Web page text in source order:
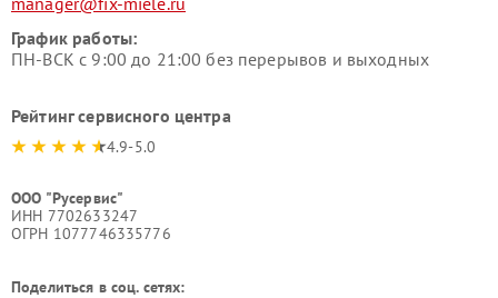
График работы:
ПН-ВСК с 9:00 до 21:00 без перерывов и выходных
Рейтинг сервисного центра
4.9-5.0
ООО "Русервис"
ИНН 7702633247
ОГРН 1077746335776
Поделиться в соц. сетях: